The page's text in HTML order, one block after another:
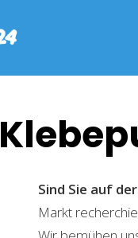
Sind Sie auf
Markt